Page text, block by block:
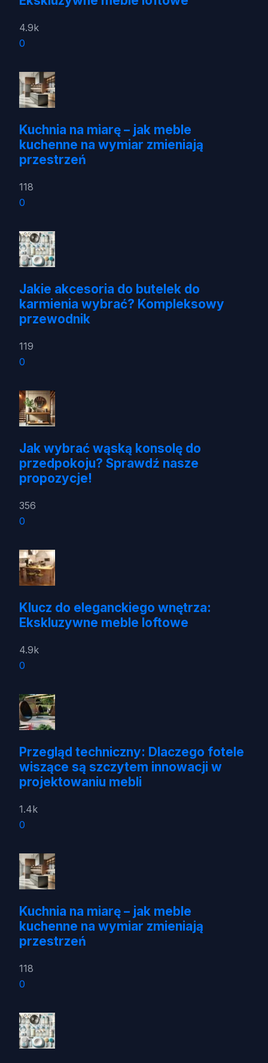
4.9k
0
Kuchnia na miarę – jak meble
kuchenne na wymiar zmieniają
przestrzeń
118
0
Jakie akcesoria do butelek do
karmienia wybrać? Kompleksowy
przewodnik
119
0
Jak wybrać wąską konsolę do
przedpokoju? Sprawdź nasze
propozycje!
356
0
Klucz do eleganckiego wnętrza:
Ekskluzywne meble loftowe
4.9k
0
Przegląd techniczny: Dlaczego fotele
wiszące są szczytem innowacji w
projektowaniu mebli
1.4k
0
Kuchnia na miarę – jak meble
kuchenne na wymiar zmieniają
przestrzeń
118
0